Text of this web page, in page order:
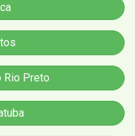
Rio Preto